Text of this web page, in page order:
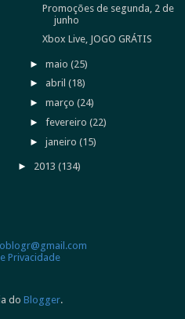
Promoções de segunda, 2 de
junho
Xbox Live, JOGO GRÁTIS
►maio(25)
► abril(18)
►março(24)
►fevereiro(22)
►janeiro(15)
► 2013 (134)
Privacidade
do Blogger.